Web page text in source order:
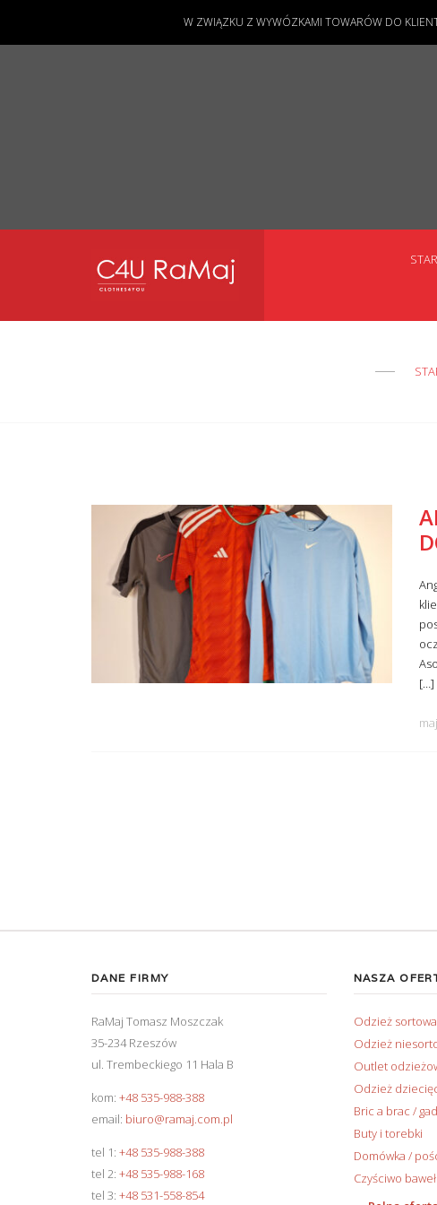
[…]
DANE FIRMY
RaMaj Tomasz Moszczak
35-234 Rzeszów
ul. Trembeckiego 11 Hala B
kom: +48 535-988-388
email: biuro@ramaj.com.pl
tel 1: +48 535-988-388
tel 2: +48 535-988-168
tel 3: +48 531-558-854
NASZA
Odzież
Odzież
Outlet
Odzież
Bric a brac /
Buty i torebki
Domówka /
Czyściwo
W ZWIĄZKU Z WYWÓZKAMI TOWARÓW DO